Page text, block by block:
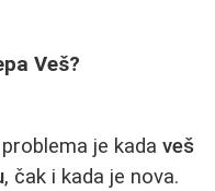
Veš?
je kada veš
, čak i kada je nova.